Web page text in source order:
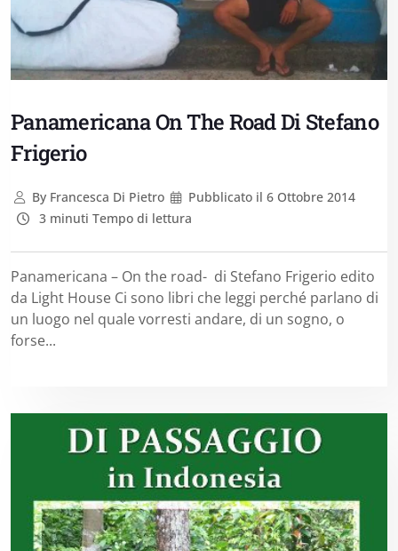
Panamericana On The Road Di Stefano
Frigerio
ByFrancesca Di Pietro Pubblicato il 6 Ottobre 2014
3 minuti Tempo di lettura
Panamericana – On the road- di Stefano Frigerio edito
da Light House Ci sono libri che leggi perché parlano di
un luogo nel quale vorresti andare, di un sogno, o
forse...